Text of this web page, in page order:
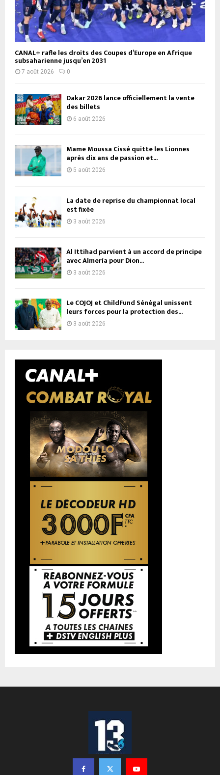
CANAL+ rafle les droits des Coupes d’Europe en Afrique
subsaharienne jusqu’en 2031
7 août 2026 0
Dakar 2026 lance officiellement la vente
des billets
6 août 2026
Mame Moussa Cissé quitte les Lionnes
après dix ans de passion et...
5 août 2026
La date de reprise du championnat local
est fixée
3 août 2026
Al Ittihad parvient à un accord de principe
avec Almería pour Dion...
3 août 2026
Le COJOJ et ChildFund Sénégal unissent
leurs forces pour la protection des...
3 août 2026